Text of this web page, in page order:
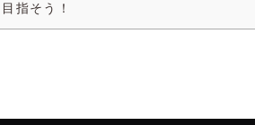
指そう！